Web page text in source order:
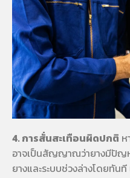
4. การสั่นสะเทือนผิดปกติ
อาจเป็นสัญญาณว่ายางมีปัญ
ยางและระบบช่วงล่างโดยทัน